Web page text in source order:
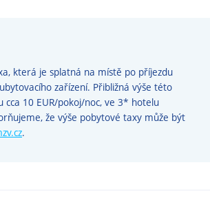
která je splatná na místě po příjezdu
zařízení. Přibližná výše této
10 EUR/pokoj/noc, ve 3* hotelu
že výše pobytové taxy může být
.